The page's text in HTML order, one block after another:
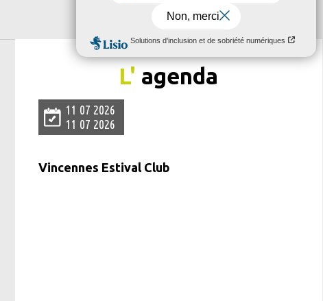
L' agenda
11 07 2026
11 07 2026
Vincennes Estival Club